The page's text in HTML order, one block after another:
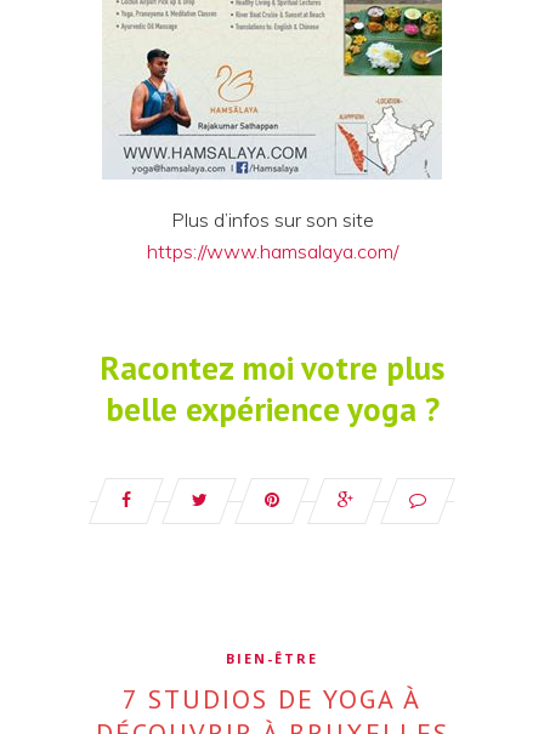
Plus d’infos sur son site
https://www.hamsalaya.com/
Racontez moi votre plus
belle expérience yoga ?
BIEN-ÊTRE
7 STUDIOS DE YOGA À